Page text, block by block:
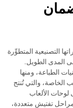
التصنيعية المتطوِّرة
المدى الطويل.
الطباعة، ومنها
الخاصة، والتي تُنتج
الألعاب
تفتيش متعددة،